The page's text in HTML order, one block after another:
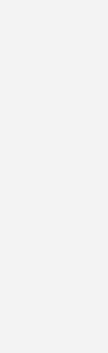
sind von
Kassette
wird die
von
Stellen
von Underwriters
niedrige